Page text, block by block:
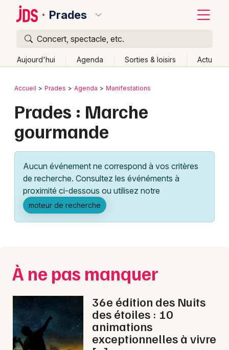
Prades
Concert, spectacle, etc.
Aujourd'hui Agenda Sorties & loisirs Actu
Publier un événement
Grands événements
Activité & Expérience
Manifestations
Foires & salons
Concerts
Sports
Soirées
Sorties famille
Bordeaux
Colmar
Lille
Lyon
Marseille
Mulhouse
Nice
Paris
Strasbourg
Toulouse
Retour
Accueil Prades Agenda Manifestations
Prades : Marche
gourmande
Aucun événement ne correspond à vos critères
de recherche. Consultez les événéments à
proximité ci-dessous ou utilisez notre
moteur de recherche
À ne pas manquer
36e édition des Nuits
des étoiles : 10
animations
exceptionnelles à vivre
Quoi ?
Où ?
Languedoc-Roussillon
Partout
Près de moi
Changer de lieu
Aujourd'hui
Demain Ce week-end Autre